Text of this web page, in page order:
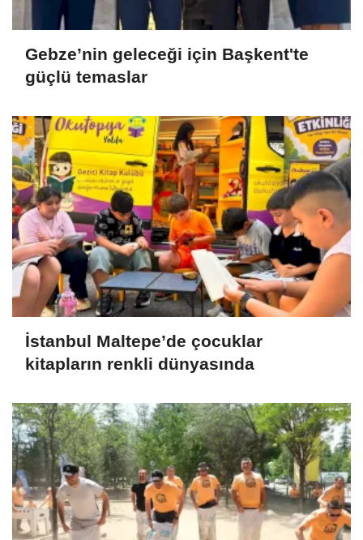
Gebze’nin geleceği için Başkent'te
güçlü temaslar
İstanbul Maltepe’de çocuklar
kitapların renkli dünyasında